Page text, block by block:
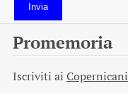
Invia
Promemoria
Iscriviti ai Copernicani